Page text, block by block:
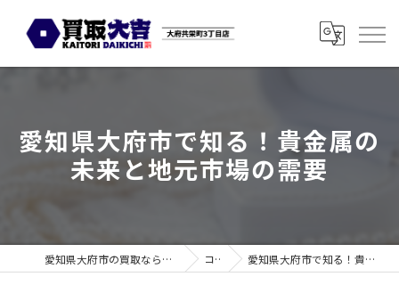
愛知県大府市で知る！貴金属の
未来と地元市場の需要
愛知県大府市の買取なら買取大吉 大府共栄町3丁目店 コラム 愛知県大府市で知る！貴金属の未来と地元市場の需要